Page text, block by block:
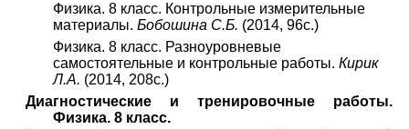
Физика. 8 класс. Контрольные измерительные
материалы. Бобошина С.Б. (2014, 96с.)
Физика. 8 класс. Разноуровневые
самостоятельные и контрольные работы. Кирик
Л.А. (2014, 208с.)
Диагностические и тренировочные работы.
Физика. 8 класс.